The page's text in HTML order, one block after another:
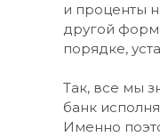
и проценты
другой
порядке,
Так, все мы
банк
Именно